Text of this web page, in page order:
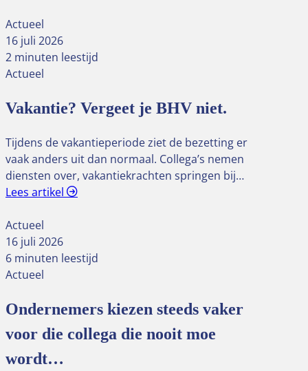
Actueel
16 juli 2026
2 minuten leestijd
Actueel
Vakantie? Vergeet je BHV niet.
Tijdens de vakantieperiode ziet de bezetting er
vaak anders uit dan normaal. Collega’s nemen
diensten over, vakantiekrachten springen bij…
Lees artikel
Actueel
16 juli 2026
6 minuten leestijd
Actueel
Ondernemers kiezen steeds vaker
voor die collega die nooit moe
wordt…